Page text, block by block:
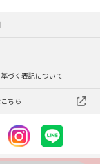
づく表記について
ちら